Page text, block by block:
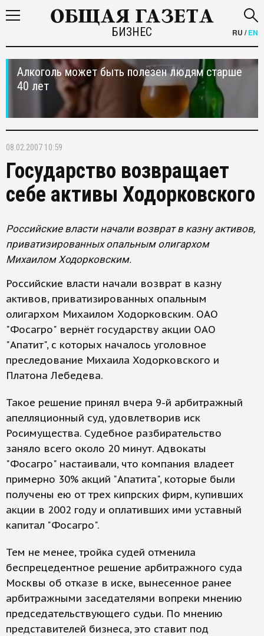
БИЗНЕС RU /EN
Алкоголь может быть полезен людям старше
40 лет
08.02.2007 10:59
Государство возвращает
себе активы Ходорковского
Российские власти начали возврат в казну активов,
приватизированных опальным олигархом
Михаилом Ходорковским.
Российские власти начали возврат в казну
активов, приватизированных опальным
олигархом Михаилом Ходорковским. ОАО
"Фосагро" вернёт государству акции ОАО
"Апатит", с которых началось уголовное
преследование Михаила Ходорковского и
Платона Лебедева.
Такое решение принял вчера 9-й арбитражный
апелляционный суд, удовлетворив иск
Росимущества. Судебное разбирательство
заняло всего около 20 минут. Адвокаты
"Фосагро" настаивали, что компания владеет
примерно 30% акций "Апатита", которые были
получены ею от трех кипрских фирм, купивших
акции в 2002 году и оплативших ими уставный
капитал "Фосагро".
Тем не менее, тройка судей отменила
беспрецедентное решение арбитражного суда
Москвы об отказе в иске, вынесенное ранее
арбитражными заседателями вопреки мнению
председательствующего судьи. По мнению
представителей бизнеса, это ставит под